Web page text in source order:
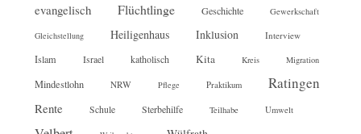
evangelisch Flüchtlinge Geschichte Gewerkschaft
Gleichstellung Heiligenhaus Inklusion Interview
Islam Israel katholisch Kita Kreis Migration
Mindestlohn NRW Pflege Praktikum Ratingen
Rente Schule Sterbehilfe Teilhabe Umwelt